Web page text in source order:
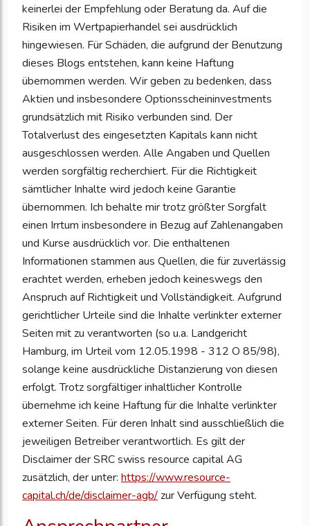
keinerlei der Empfehlung oder Beratung da. Auf die
Risiken im Wertpapierhandel sei ausdrücklich
hingewiesen. Für Schäden, die aufgrund der Benutzung
dieses Blogs entstehen, kann keine Haftung
übernommen werden. Wir geben zu bedenken, dass
Aktien und insbesondere Optionsscheininvestments
grundsätzlich mit Risiko verbunden sind. Der
Totalverlust des eingesetzten Kapitals kann nicht
ausgeschlossen werden. Alle Angaben und Quellen
werden sorgfältig recherchiert. Für die Richtigkeit
sämtlicher Inhalte wird jedoch keine Garantie
übernommen. Ich behalte mir trotz größter Sorgfalt
einen Irrtum insbesondere in Bezug auf Zahlenangaben
und Kurse ausdrücklich vor. Die enthaltenen
Informationen stammen aus Quellen, die für zuverlässig
erachtet werden, erheben jedoch keineswegs den
Anspruch auf Richtigkeit und Vollständigkeit. Aufgrund
gerichtlicher Urteile sind die Inhalte verlinkter externer
Seiten mit zu verantworten (so u.a. Landgericht
Hamburg, im Urteil vom 12.05.1998 - 312 O 85/98),
solange keine ausdrückliche Distanzierung von diesen
erfolgt. Trotz sorgfältiger inhaltlicher Kontrolle
übernehme ich keine Haftung für die Inhalte verlinkter
externer Seiten. Für deren Inhalt sind ausschließlich die
jeweiligen Betreiber verantwortlich. Es gilt der
Disclaimer der SRC swiss resource capital AG
zusätzlich, der unter: https://www.resource-
capital.ch/de/disclaimer-agb/zur Verfügung steht.